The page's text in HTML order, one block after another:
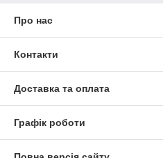
Про нас
Контакти
Доставка та оплата
Графік роботи